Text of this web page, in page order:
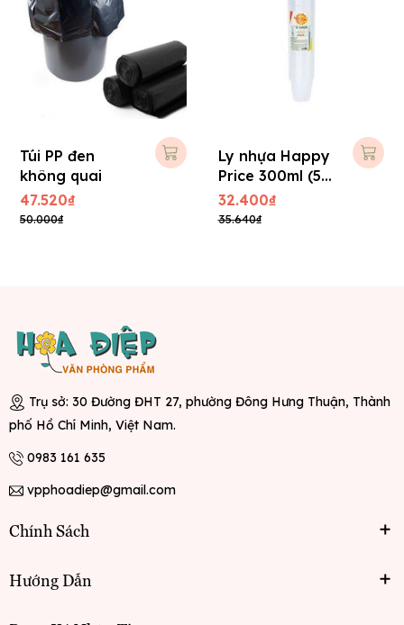
Túi PP đen
không quai
47.520₫
50.000₫
Ly nhựa Happy
Price 300ml (50
cái/ cây)
32.400₫
35.640₫
Trụ sở: 30 Đường ĐHT 27, phường Đông Hưng Thuận, Thành
phố Hồ Chí Minh, Việt Nam.
0983 161 635
vpphoadiep@gmail.com
Chính Sách
Hướng Dẫn